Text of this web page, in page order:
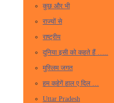
कुछ और भी
राज्यों से
राष्ट्रीय
दुनिया इसी को कहते हैं …..
मुस्लिम जगत
हम कहेगें हाल ए दिल …
Uttar Pradesh